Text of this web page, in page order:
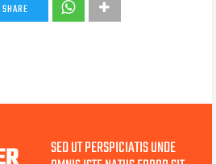
SHARE
SED UT PERSPICIATIS UNDE